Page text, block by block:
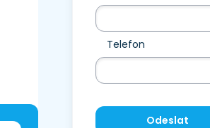
Telefon
Odeslat